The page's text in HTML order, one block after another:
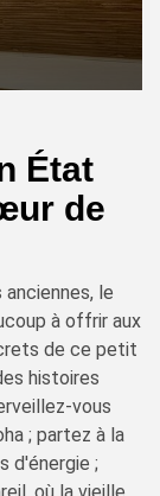
État
de
le
à offrir aux
de ce petit
histoires
vous
; partez à la
d'énergie ;